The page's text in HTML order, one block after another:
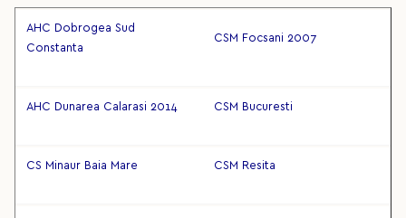
AHC Dobrogea Sud
Constanta
CSM Focsani 2007
AHC Dunarea Calarasi 2014 CSM Bucuresti
CS Minaur Baia Mare CSM Resita